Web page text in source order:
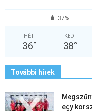
37%
HÉT
36°
KED
38°
További hírek
egy